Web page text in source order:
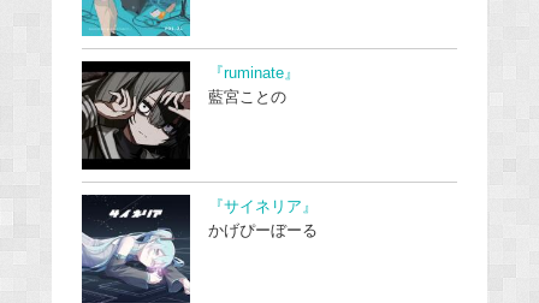
『ruminate』
藍宮ことの
『サイネリア』
かげぴーぼーる